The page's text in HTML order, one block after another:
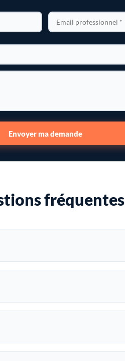
Envoyer ma demande
fréquentes